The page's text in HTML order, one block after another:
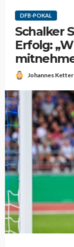
DFB-POKAL
Schalker
Erfolg:
Johannes